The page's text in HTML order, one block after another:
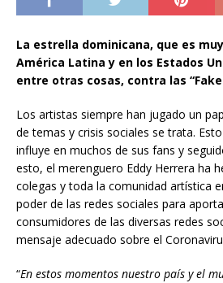
La estrella dominicana, que es
América Latina y en los Estados
entre otras cosas, contra las “Fake
Los artistas siempre han jugado un
de temas y crisis sociales se trata.
influye en muchos de sus fans y
esto, el merenguero Eddy Herrera ha
colegas y toda la comunidad artística
poder de las redes sociales para
consumidores de las diversas redes
mensaje adecuado sobre el
“En estos momentos nuestro país y el